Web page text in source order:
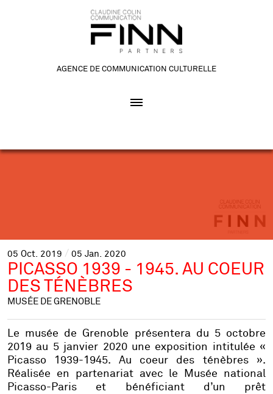
AGENCE DE COMMUNICATION CULTURELLE
05 Oct. 2019 05 Jan. 2020
PICASSO 1939 - 1945. AU COEUR
DES TÉNÈBRES
MUSÉE DE GRENOBLE
Le musée de Grenoble présentera du 5 octobre
2019 au 5 janvier 2020 une exposition intitulée «
Picasso 1939-1945. Au coeur des ténèbres ».
Réalisée en partenariat avec le Musée national
Picasso-Paris et bénéficiant d’un prêt